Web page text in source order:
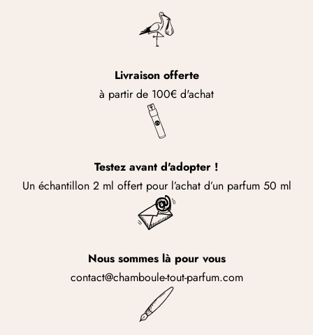
Livraison offerte
à partir de 100€ d'achat
Testez avant d'adopter !
Un échantillon 2 ml offert pour l’achat d’un parfum 50 ml
Nous sommes là pour vous
contact@chamboule-tout-parfum.com